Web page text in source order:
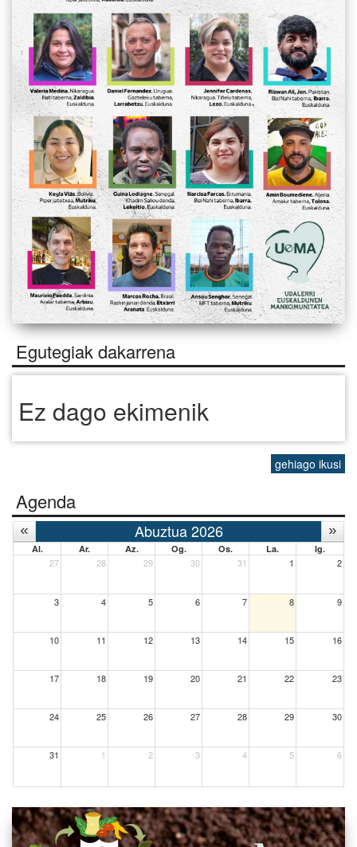
Egutegiak dakarrena
Ez dago ekimenik
gehiago ikusi
Agenda
Abuztua 2026
Al. Ar. Az. Og. Os. La. Ig.
27 28 29 30 31 1 2
3 4 5 6 7 8 9
10 11 12 13 14 15 16
17 18 19 20 21 22 23
24 25 26 27 28 29 30
31 1 2 3 4 5 6